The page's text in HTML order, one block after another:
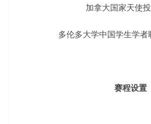
加拿大国家天使
多伦多大学中国学生学者
赛程设置